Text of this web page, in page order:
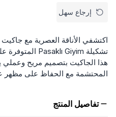
إرجاع سهل
اكتشفي الأناقة العصرية مع
هذا الجاكيت بتصميم مريح وعملي
المحتشمة مع الحفاظ على
تفاصيل المنتج